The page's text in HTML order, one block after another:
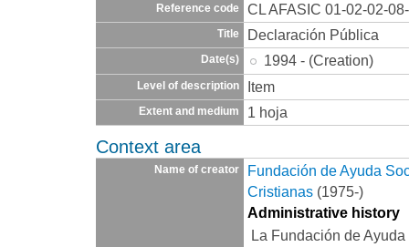
Reference code CL AFASIC 01-02-02-
Title Declaración Pública
Date(s) 1994 - (Creation)
Level of description Item
Extent and medium 1 hoja
Context area
Name of creator
Fundación de Ayuda
Cristianas (1975-)
Administrative history
La Fundación de